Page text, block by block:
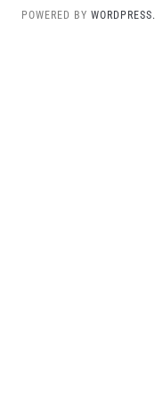
POWERED BY WORDPRESS.